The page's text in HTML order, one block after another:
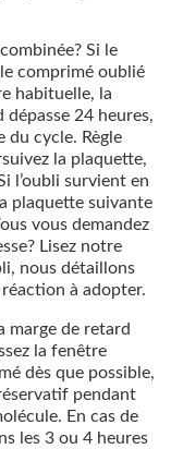
Si le
comprimé oublié
habituelle, la
24 heures,
du cycle. Règle
la plaquette,
l’oubli survient en
plaquette suivante
vous demandez
Lisez notre
nous détaillons
à adopter.
marge de retard
la fenêtre
dès que possible,
pendant
En cas de
les 3 ou 4 heures